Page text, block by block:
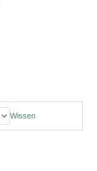
Wissen